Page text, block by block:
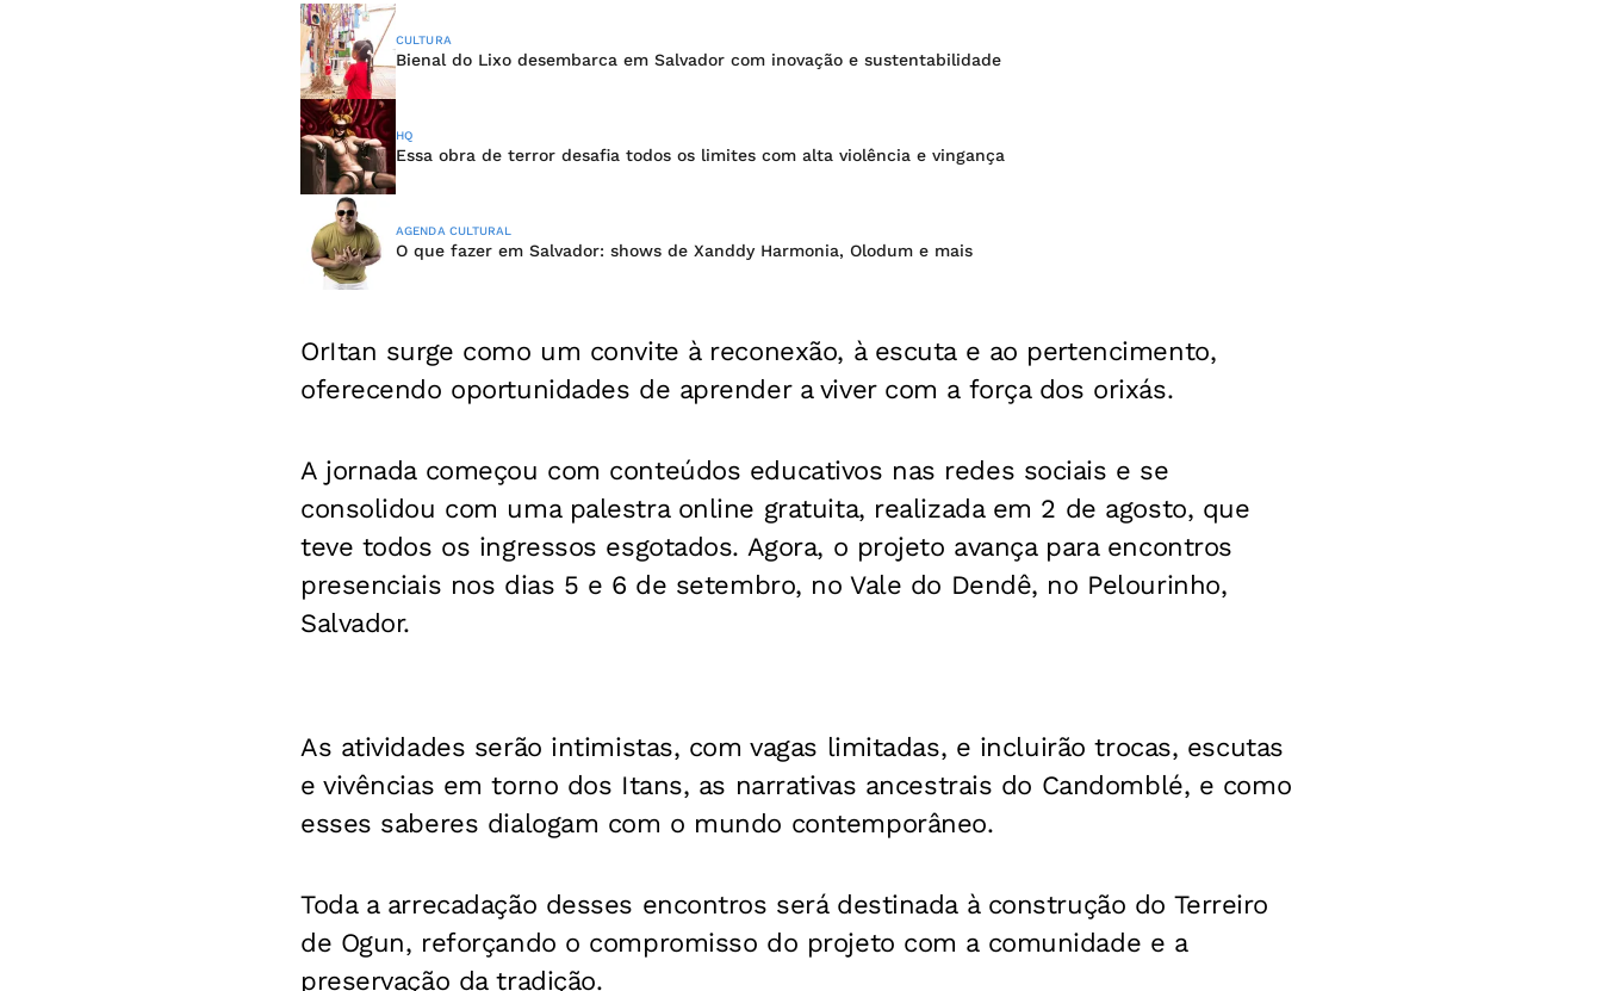
CULTURA
Bienal do Lixo desembarca em Salvador com inovação e sustentabilidade
HQ
Essa obra de terror desafia todos os limites com alta violência e vingança
AGENDA CULTURAL
O que fazer em Salvador: shows de Xanddy Harmonia, Olodum e mais
OrItan surge como um convite à reconexão, à escuta e ao pertencimento,
oferecendo oportunidades de aprender a viver com a força dos orixás.
A jornada começou com conteúdos educativos nas redes sociais e se
consolidou com uma palestra online gratuita, realizada em 2 de agosto, que
teve todos os ingressos esgotados. Agora, o projeto avança para encontros
presenciais nos dias 5 e 6 de setembro, no Vale do Dendê, no Pelourinho,
Salvador.
As atividades serão intimistas, com vagas limitadas, e incluirão trocas, escutas
e vivências em torno dos Itans, as narrativas ancestrais do Candomblé, e como
esses saberes dialogam com o mundo contemporâneo.
Toda a arrecadação desses encontros será destinada à construção do Terreiro
de Ogun, reforçando o compromisso do projeto com a comunidade e a
preservação da tradição.